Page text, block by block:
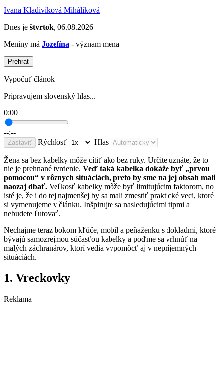
Ivana Kladivíková Miháliková
Dnes je štvrtok, 06.08.2026
Meniny má Jozefína - význam mena
Prehrať
Vypočuť článok
Pripravujem slovenský hlas...
0:00
--:--
Zastaviť Rýchlosť Hlas
Žena sa bez kabelky môže cítiť ako bez ruky. Určite uznáte, že to
nie je prehnané tvrdenie. Veď taká kabelka dokáže byť „prvou
pomocou“ v rôznych situáciách, preto by sme na jej obsah mali
naozaj dbať. Veľkosť kabelky môže byť limitujúcim faktorom, no
isté je, že i do tej najmenšej by sa mali zmestiť praktické veci, ktoré
si vymenujeme v článku. Inšpirujte sa nasledujúcimi tipmi a
nebudete ľutovať.
Nechajme teraz bokom kľúče, mobil a peňaženku s dokladmi, ktoré
bývajú samozrejmou súčasťou kabelky a poďme sa vrhnúť na
malých záchranárov, ktorí vedia vypomôcť aj v nepríjemných
situáciách.
1. Vreckovky
Reklama